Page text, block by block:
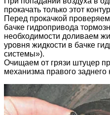
прокачать только этот
Перед прокачкой
бачке гидропривода
необходимости доливаем
уровня жидкости в бачке
системы»).
Очищаем от грязи штуцер
механизма правого